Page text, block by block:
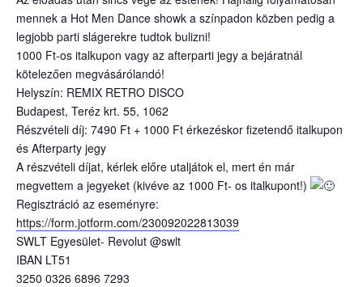
mennek a Hot Men Dance showk a színpadon közben pedig a
legjobb parti slágerekre tudtok bulizni!
1000 Ft-os italkupon vagy az afterparti jegy a bejáratnál
kötelezően megvásárólandó!
Helyszín: REMIX RETRO DISCO
Budapest, Teréz krt. 55, 1062
Részvételi díj: 7490 Ft + 1000 Ft érkezéskor fizetendő italkupon
és Afterparty jegy
A részvételi díjat, kérlek előre utaljátok el, mert én már
megvettem a jegyeket (kivéve az 1000 Ft- os italkupont!)
Regisztráció az eseményre:
https://form.jotform.com/230092022813039
SWLT Egyesület- Revolut @swlt
IBAN LT51
3250 0326 6896 7293